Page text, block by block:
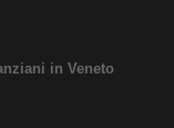
in Veneto